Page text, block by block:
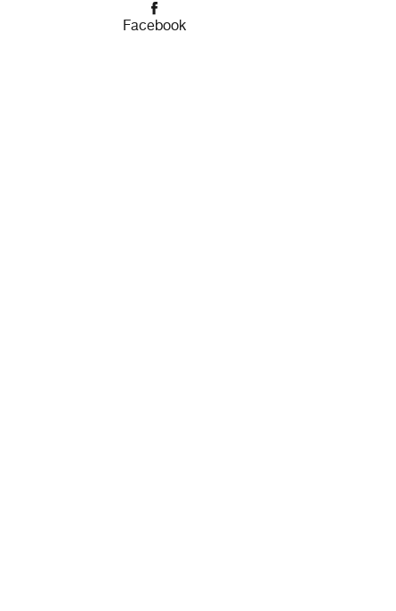
Facebook